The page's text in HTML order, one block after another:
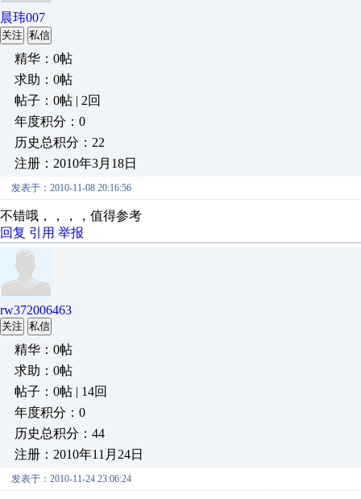
晨玮007
关注 私信
精华：0帖
求助：0帖
帖子：0帖 | 2回
年度积分：0
历史总积分：22
注册：2010年3月18日
发表于：2010-11-08 20:16:56
不错哦，，，，值得参考
回复 引用 举报
rw372006463
关注 私信
精华：0帖
求助：0帖
帖子：0帖 | 14回
年度积分：0
历史总积分：44
注册：2010年11月24日
发表于：2010-11-24 23:06:24